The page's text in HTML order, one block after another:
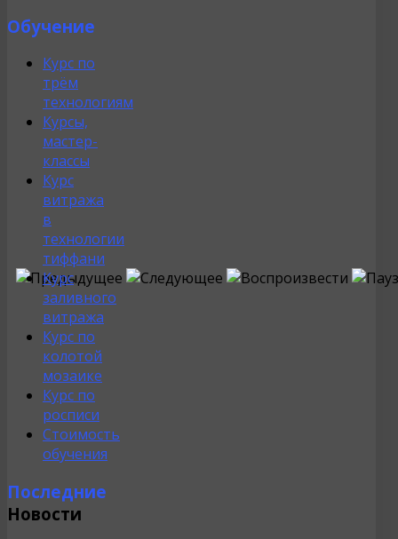
Обучение
Курс по
трём
технологиям
Курсы,
мастер-
классы
Курс
витража
в
технологии
тиффани
Курс
заливного
витража
Курс по
колотой
мозаике
Курс по
росписи
Стоимость
обучения
Последние
Новости